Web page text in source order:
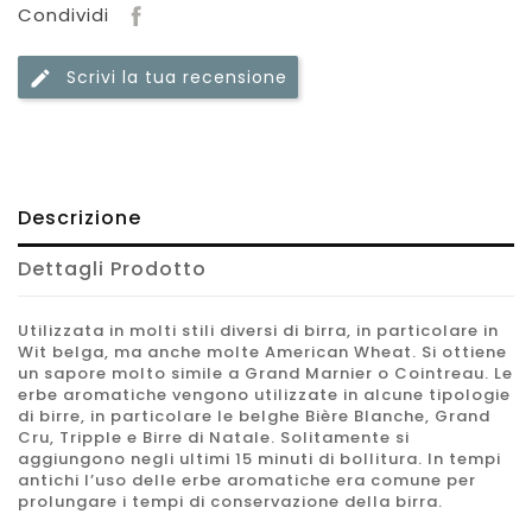
Condividi
Scrivi la tua recensione
Descrizione
Dettagli Prodotto
Utilizzata in molti stili diversi di birra, in particolare in
Wit belga, ma anche molte American Wheat. Si ottiene
un sapore molto simile a Grand Marnier o Cointreau. Le
erbe aromatiche vengono utilizzate in alcune tipologie
di birre, in particolare le belghe Bière Blanche, Grand
Cru, Tripple e Birre di Natale. Solitamente si
aggiungono negli ultimi 15 minuti di bollitura. In tempi
antichi l’uso delle erbe aromatiche era comune per
prolungare i tempi di conservazione della birra.